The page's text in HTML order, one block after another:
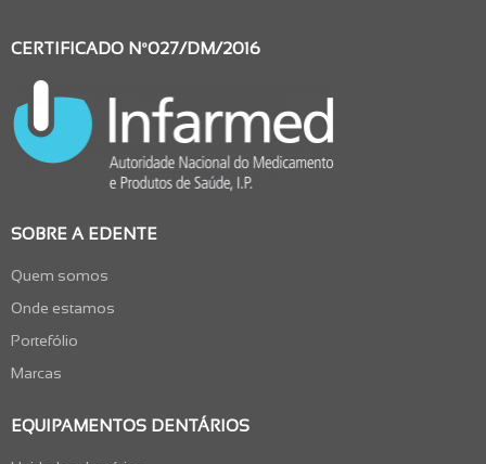
CERTIFICADO Nº027/DM/2016
SOBRE A EDENTE
Quem somos
Onde estamos
Portefólio
Marcas
EQUIPAMENTOS DENTÁRIOS